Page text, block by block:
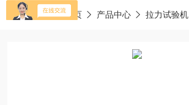
当前位置：首页 产品中心 拉力试验机